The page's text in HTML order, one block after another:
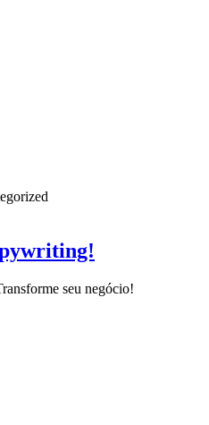
seu negócio!